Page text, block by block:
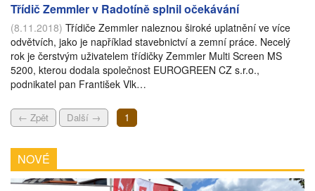
Třídič Zemmler v Radotíně splnil očekávání
(8.11.2018) Třídiče Zemmler naleznou široké uplatnění ve více
odvětvích, jako je například stavebnictví a zemní práce. Necelý
rok je čerstvým uživatelem třídičky Zemmler Multi Screen MS
5200, kterou dodala společnost EUROGREEN CZ s.r.o.,
podnikatel pan František Vlk…
← Zpět Další → 1
NOVÉ